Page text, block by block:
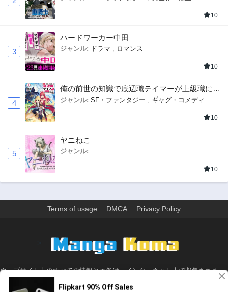
10
3
ハードワーカー中田
ジャンル: ドラマ , ロマンス
10
4
俺の前世の知識で底辺職テイマーが上級職にな
ってしまいそうな件
ジャンル: SF・ファンタジー , ギャグ・コメディ
10
5
ヤニねこ
ジャンル:
10
Terms of usage DMCA Privacy Policy
ウェブサイト上のすべての情報と画像は、インターネット上で収集されま
す。 このウェブサイトの情報については、所有していないか、責任を負いま